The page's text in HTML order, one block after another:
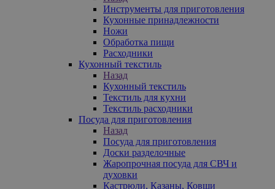
Инструменты для приготовления
Кухонные принадлежности
Ножи
Обработка пищи
Расходники
Кухонный текстиль
Назад
Кухонный текстиль
Текстиль для кухни
Текстиль расходники
Посуда для приготовления
Назад
Посуда для приготовления
Доски разделочные
Жаропрочная посуда для СВЧ и
духовки
Кастрюли, Казаны, Ковши